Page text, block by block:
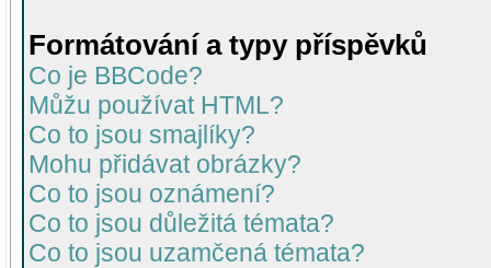
Formátování a typy příspěvků
Co je BBCode?
Můžu používat HTML?
Co to jsou smajlíky?
Mohu přidávat obrázky?
Co to jsou oznámení?
Co to jsou důležitá témata?
Co to jsou uzamčená témata?